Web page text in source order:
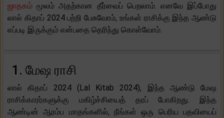
ஜாதகம் மூலம் அதற்கான தீர்வைப் பெறலாம். எனவே இப்போது
லால் கிதாப் 2024 பற்றி பேசுவோம், உங்கள் ராசிக்கு இந்த ஆண்டு
எப்படி இருக்கும் என்பதை தெரிந்து கொள்வோம்.
1. மேஷ ராசி
லால் கிதாப் 2024 (Lal Kitab 2024), இந்த ஆண்டு மேஷ
ராசிக்காரர்களுக்கு மகிழ்ச்சியைத் தரப் போகிறது. இந்த
ஆண்டின் ஆரம்ப மாதங்களில், நீங்கள் ஒரு பெரிய பதவியைப்